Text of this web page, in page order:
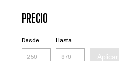
PRECIO
Desde Hasta
Aplicar